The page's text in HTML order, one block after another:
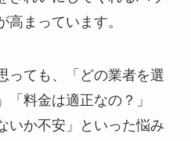
高まっています。
っても、「どの業者を選
料金は適正なの？」
いか不安」といった悩み